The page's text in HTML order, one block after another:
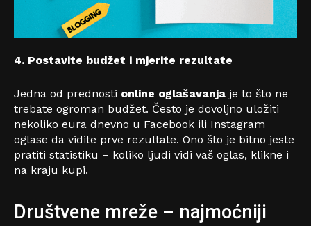
4. Postavite budžet i mjerite rezultate
Jedna od prednosti online oglašavanja je to što ne
trebate ogroman budžet. Često je dovoljno uložiti
nekoliko eura dnevno u Facebook ili Instagram
oglase da vidite prve rezultate. Ono što je bitno jeste
pratiti statistiku – koliko ljudi vidi vaš oglas, klikne i
na kraju kupi.
Društvene mreže – najmoćniji